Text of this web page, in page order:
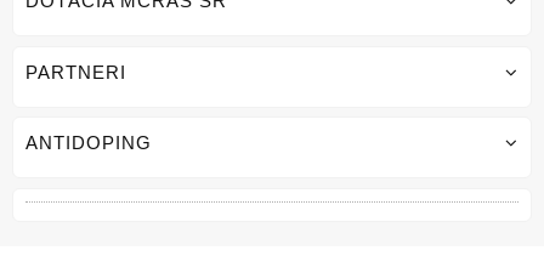
PARTNERI
ANTIDOPING